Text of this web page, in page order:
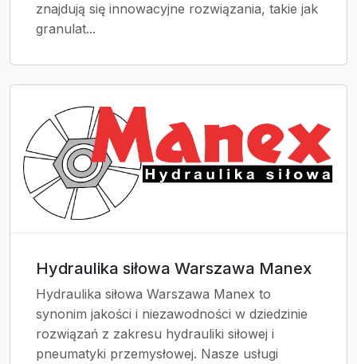
znajdują się innowacyjne rozwiązania, takie jak
granulat...
Hydraulika siłowa Warszawa Manex
Hydraulika siłowa Warszawa Manex to
synonim jakości i niezawodności w dziedzinie
rozwiązań z zakresu hydrauliki siłowej i
pneumatyki przemysłowej. Nasze usługi